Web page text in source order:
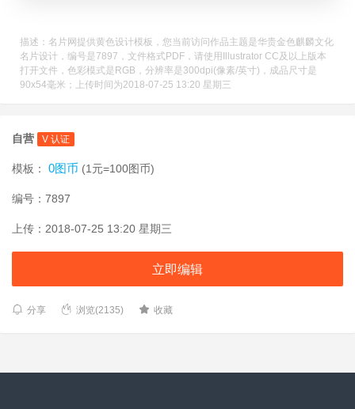
描述：名片网提供黄色设计模板，您当前访问作品主题是华贵金色麒麟文化
名片设计，编号是7897，文件格式PDF，请使用Illustrator CC及以上版本
打开文件，色彩模式是RGB，分辨率是300dpi(像素/英寸)，成品尺寸是
90x54毫米；上传时间为2018-07-25 13:20 星期三
自营 V 认证
模板： 0图币 (1元=100图币)
编号：7897
上传：2018-07-25 13:20 星期三
立即编辑
分享 浏览(2135) 收藏